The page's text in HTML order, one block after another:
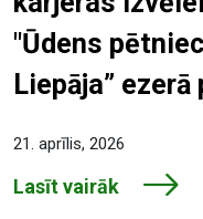
"Ūdens
Liepāja”
21. aprīlis, 2026
Lasīt vairāk